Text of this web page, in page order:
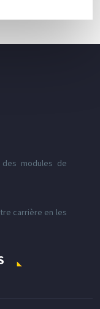
modules de
carrière en les